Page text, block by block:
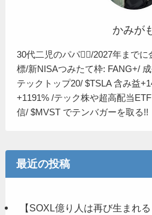
かみが
30代二児のパパ🙋‍♂️/2027年まで
標/新NISAつみたて枠: FANG+/
テックトップ20/ $TSLA 含み益
+1191% /テック株や超高配当
信/ $MVST でテンバガーを取る!!
最近の投稿
【SOXL億り人は再び生まれ